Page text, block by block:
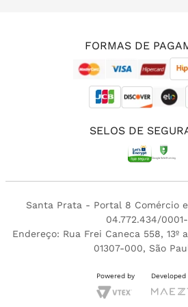
FORMAS DE
SELOS DE
Santa Prata - Portal 8 Comércio
04.772.434/
Endereço: Rua Frei Caneca 558, 13º
01307-000, São
Powered by Developed